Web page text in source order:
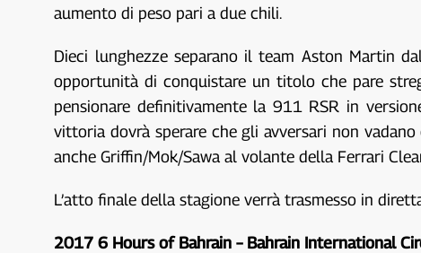
aumento di peso pari a due chili.
Dieci lunghezze separano il team Aston Martin
opportunità di conquistare un titolo che pare
pensionare definitivamente la 911 RSR in
vittoria dovrà sperare che gli avversari non
anche Griffin/Mok/Sawa al volante della Ferrari
L’atto finale della stagione verrà trasmesso in
2017 6 Hours of Bahrain – Bahrain International